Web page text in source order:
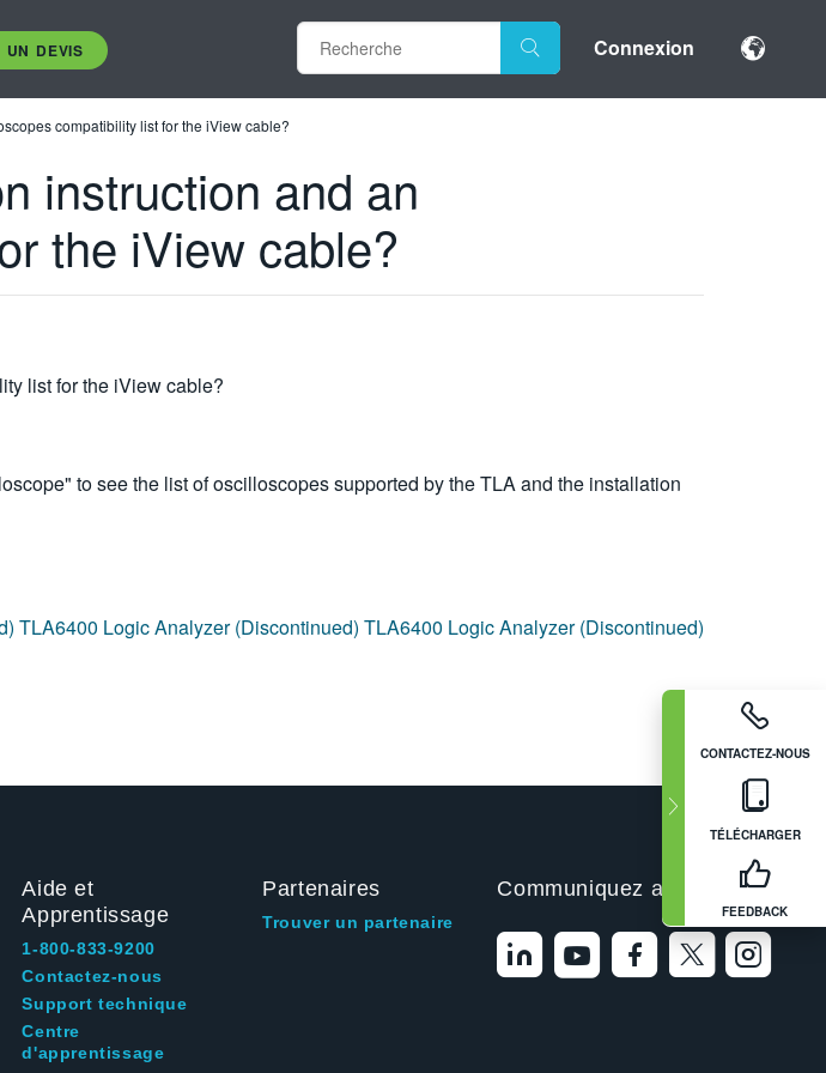
UN DEVIS Connexion
CONTACTEZ-NOUS
TÉLÉCHARGER
FEEDBACK
compatibility list for the iView cable?
instruction and an
the iView cable?
list for the iView cable?
to see the list of oscilloscopes supported by the TLA and the installation
TLA6400 Logic Analyzer (Discontinued) TLA6400 Logic Analyzer (Discontinued)
Aide et
Apprentissage
1-800-833-9200
Contactez-nous
Support technique
Centre
d'apprentissage
Partenaires
Trouver un partenaire
Communiquez avec nous